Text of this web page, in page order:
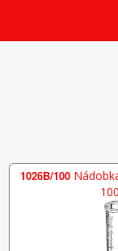
1026B/100